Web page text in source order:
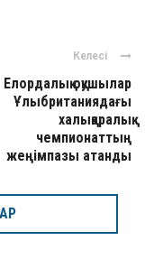
Келесі
Елордалық оқушылар
Ұлыбританиядағы
халықаралық
чемпионаттың
жеңімпазы атанды